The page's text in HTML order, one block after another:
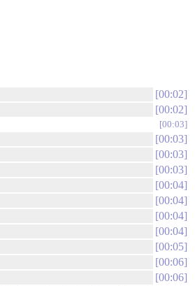
00:02
00:02
00:03
00:03
00:03
00:03
00:04
00:04
00:04
00:04
00:05
00:06
00:06